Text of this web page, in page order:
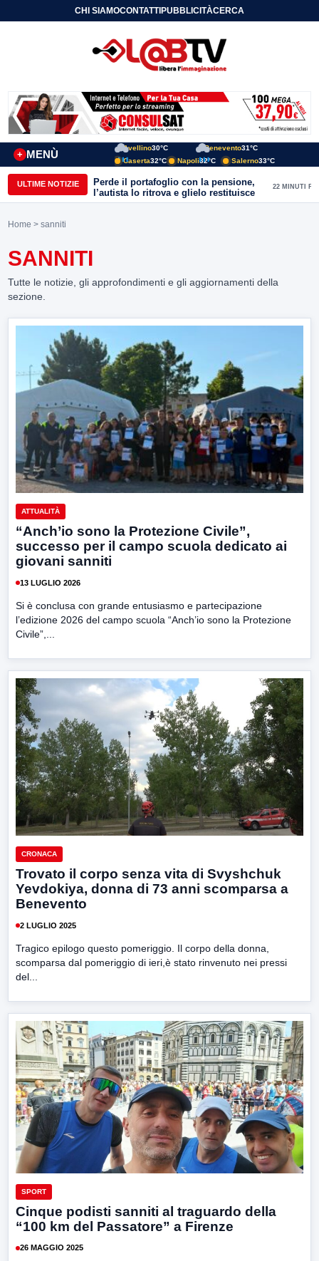
CHI SIAMOCONTATTIPUBBLICITÀCERCA
MENÙ
+
Avellino30°C Benevento31°C
Caserta32°C Napoli32°C Salerno33°C
ULTIME NOTIZIE
Perde il portafoglio con la pensione,
l’autista lo ritrova e glielo restituisce
22 MINUTI FA
Home > sanniti
SANNITI
Tutte le notizie, gli approfondimenti e gli aggiornamenti della
sezione.
ATTUALITÀ
“Anch’io sono la Protezione Civile”,
successo per il campo scuola dedicato ai
giovani sanniti
13 LUGLIO 2026
Si è conclusa con grande entusiasmo e partecipazione
l’edizione 2026 del campo scuola “Anch’io sono la Protezione
Civile”,...
CRONACA
Trovato il corpo senza vita di Svyshchuk
Yevdokiya, donna di 73 anni scomparsa a
Benevento
2 LUGLIO 2025
Tragico epilogo questo pomeriggio. Il corpo della donna,
scomparsa dal pomeriggio di ieri,è stato rinvenuto nei pressi
del...
SPORT
Cinque podisti sanniti al traguardo della
“100 km del Passatore” a Firenze
26 MAGGIO 2025